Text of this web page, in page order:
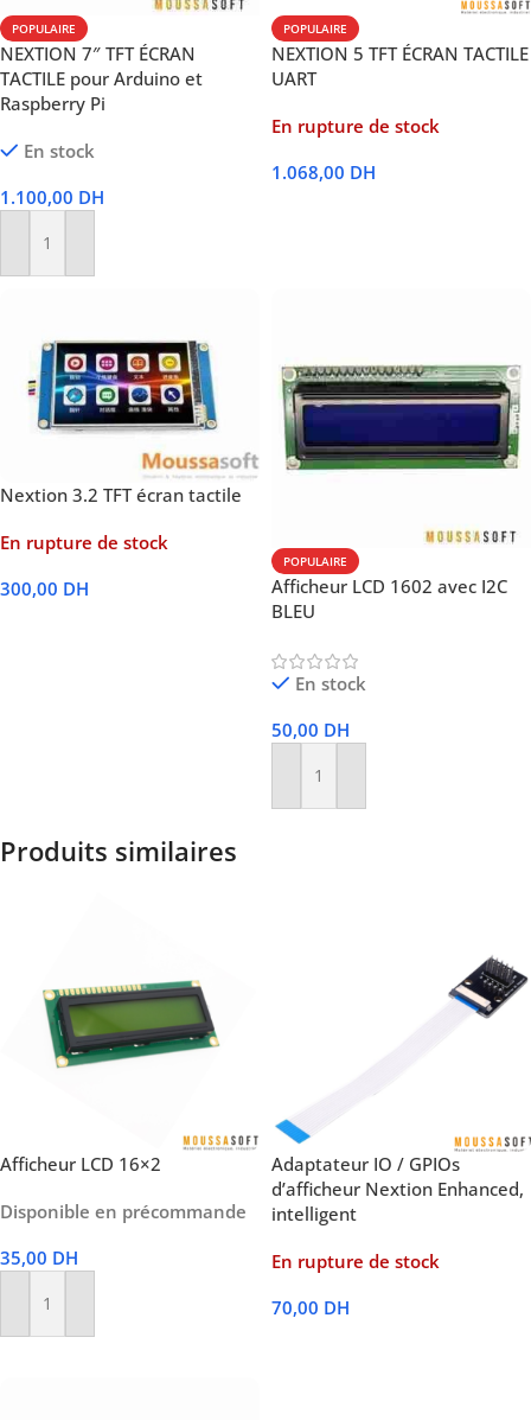
POPULAIRE
NEXTION 7″ TFT ÉCRAN
TACTILE pour Arduino et
Raspberry Pi
En stock
1.100,00 DH
Ajouter Au Panier
POPULAIRE
NEXTION 5 TFT ÉCRAN TACTILE
UART
En rupture de stock
1.068,00 DH
Nextion 3.2 TFT écran tactile
En rupture de stock
300,00 DH
POPULAIRE
Afficheur LCD 1602 avec I2C
BLEU
En stock
50,00 DH
Ajouter Au Panier
Produits similaires
Afficheur LCD 16×2
Disponible en précommande
35,00 DH
Ajouter Au Panier
Adaptateur IO / GPIOs
d’afficheur Nextion Enhanced,
intelligent
En rupture de stock
70,00 DH